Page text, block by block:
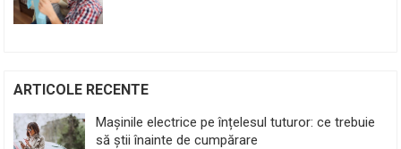
ARTICOLE RECENTE
Mașinile electrice pe înțelesul tuturor: ce trebuie
să știi înainte de cumpărare